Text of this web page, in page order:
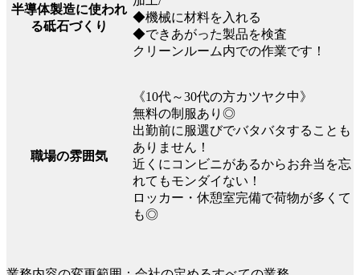
半導体製造に使われ
る砥石づくり
◆機械に材料を入れる
◆できあがった製品を検査
クリーンルーム内での作業です！
職場の雰囲気
《10代～30代の方カツヤク中》
無料の制服あり◎
出勤前に服選びでバタバタすることも
ありません！
近くにコンビニがあるからお弁当を忘
れてもモンダイない！
ロッカー・休憩室完備で荷物が多くて
も◎